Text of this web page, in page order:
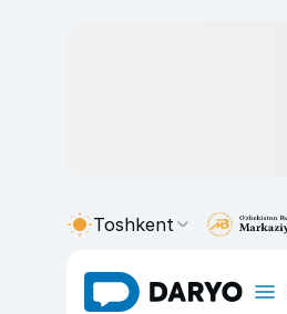
Toshkent